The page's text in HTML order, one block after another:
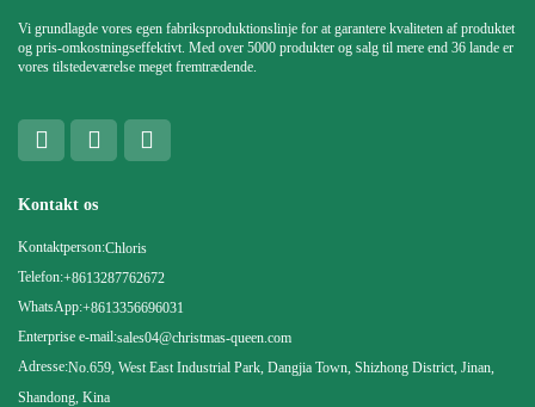
Vi grundlagde vores egen fabriksproduktionslinje for at garantere kvaliteten af ​​produktet
og pris-omkostningseffektivt. Med over 5000 produkter og salg til mere end 36 lande er
vores tilstedeværelse meget fremtrædende.
Kontakt os
Kontaktperson:Chloris
Telefon:+8613287762672
WhatsApp:+8613356696031
Enterprise e-mail:sales04@christmas-queen.com
Adresse:No.659, West East Industrial Park, Dangjia Town, Shizhong District, Jinan,
Shandong, Kina